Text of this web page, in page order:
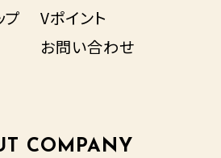
プ
Vポイント
お問い合わせ
COMPANY